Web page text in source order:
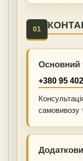
01
Основний
+380 95
самовивозу